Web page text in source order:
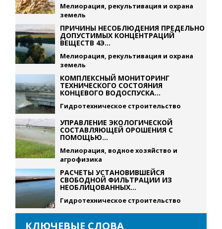
Мелиорация, рекультивация и охрана
земель
ПРИЧИНЫ НЕСОБЛЮДЕНИЯ ПРЕДЕЛЬНО
ДОПУСТИМЫХ КОНЦЕНТРАЦИЙ
ВЕЩЕСТВ 4Э...
Мелиорация, рекультивация и охрана
земель
КОМПЛЕКСНЫЙ МОНИТОРИНГ
ТЕХНИЧЕСКОГО СОСТОЯНИЯ
КОНЦЕВОГО ВОДОСПУСКА...
Гидротехническое строительство
УПРАВЛЕНИЕ ЭКОЛОГИЧЕСКОЙ
СОСТАВЛЯЮЩЕЙ ОРОШЕНИЯ С
ПОМОЩЬЮ...
Мелиорация, водное хозяйство и
агрофизика
РАСЧЕТЫ УСТАНОВИВШЕЙСЯ
СВОБОДНОЙ ФИЛЬТРАЦИИ ИЗ
НЕОБЛИЦОВАННЫХ...
Гидротехническое строительство
КЛЮЧЕВЫЕ СЛОВА